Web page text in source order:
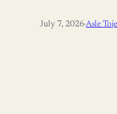
July 7, 2026·Asle Toje